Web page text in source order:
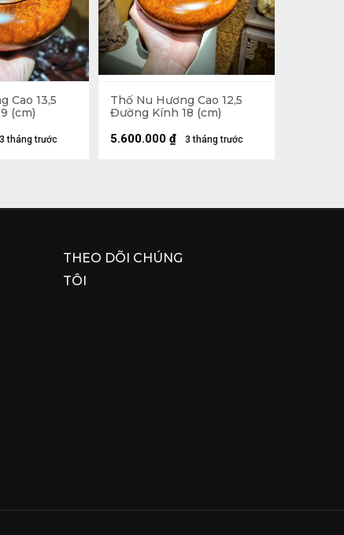
Cao 13,5
(cm)
3 tháng trước
Thố Nu Hương Cao 12,5
Đường Kính 18 (cm)
3 tháng trước
5.600.000 ₫
THEO DÕI CHÚNG
TÔI